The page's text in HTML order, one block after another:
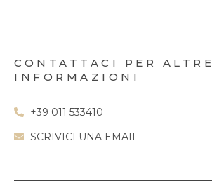
CONTATTACI PER ALTRE
INFORMAZIONI
+39 011 533410
SCRIVICI UNA EMAIL